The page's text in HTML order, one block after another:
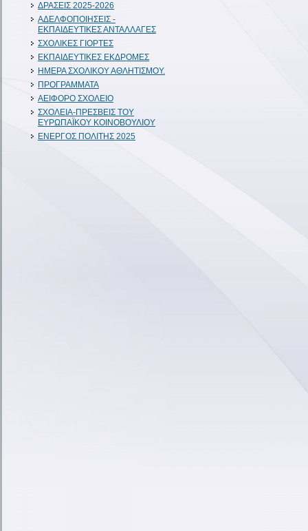
ΔΡΑΣΕΙΣ 2025-2026
ΑΔΕΛΦΟΠΟΙΗΣΕΙΣ -
ΕΚΠΑΙΔΕΥΤΙΚΕΣ ΑΝΤΑΛΛΑΓΕΣ
ΣΧΟΛΙΚΕΣ ΓΙΟΡΤΕΣ
ΕΚΠΑΙΔΕΥΤΙΚΕΣ ΕΚΔΡΟΜΕΣ
ΗΜΕΡΑ ΣΧΟΛΙΚΟΥ ΑΘΛΗΤΙΣΜΟΥ.
ΠΡΟΓΡΑΜΜΑΤΑ
ΑΕΙΦΟΡΟ ΣΧΟΛΕΙΟ
ΣΧΟΛΕΙΑ-ΠΡΕΣΒΕΙΣ ΤΟΥ
ΕΥΡΩΠΑΪΚΟΥ ΚΟΙΝΟΒΟΥΛΙΟΥ
ΕΝΕΡΓΟΣ ΠΟΛΙΤΗΣ 2025